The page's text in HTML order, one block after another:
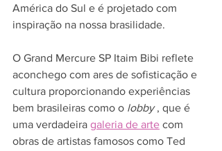
América do Sul e é projetado com
inspiração na nossa brasilidade.
O Grand Mercure SP Itaim Bibi reflete
aconchego com ares de sofisticação e
cultura proporcionando experiências
bem brasileiras como o lobby , que é
uma verdadeira galeria de arte com
obras de artistas famosos como Ted